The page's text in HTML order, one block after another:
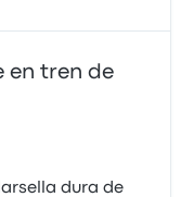
en tren de
dura de